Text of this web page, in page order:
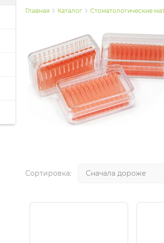
Главная Каталог Стоматологические
Сортировка: